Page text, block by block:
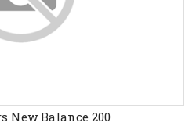
New Balance 200